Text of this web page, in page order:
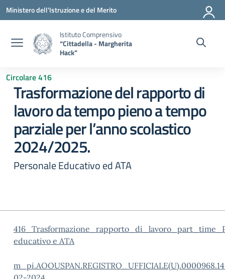
Vai ai contenuti
Vai al menu di navigazione
Vai al footer
Ministero dell'Istruzione e del Merito
Istituto Comprensivo
“Cittadella - Margherita
Hack”
Circolare 416
Trasformazione del rapporto di
lavoro da tempo pieno a tempo
parziale per l’anno scolastico
2024/2025.
Personale Educativo ed ATA
educativo e ATA